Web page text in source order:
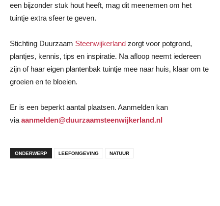
een bijzonder stuk hout heeft, mag dit meenemen om het
tuintje extra sfeer te geven.
Stichting Duurzaam Steenwijkerland zorgt voor potgrond,
plantjes, kennis, tips en inspiratie. Na afloop neemt iedereen
zijn of haar eigen plantenbak tuintje mee naar huis, klaar om te
groeien en te bloeien.
Er is een beperkt aantal plaatsen. Aanmelden kan
via aanmelden@duurzaamsteenwijkerland.nl
ONDERWERP LEEFOMGEVING NATUUR